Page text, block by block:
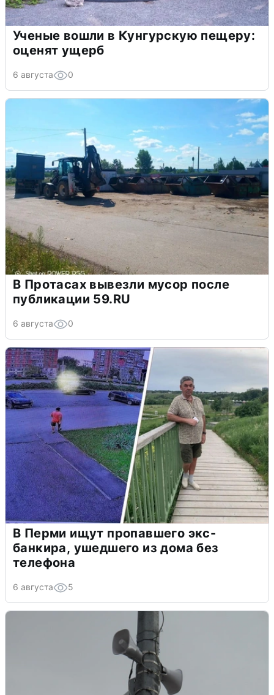
Ученые вошли в Кунгурскую пещеру:
оценят ущерб
6 августа 0
В Протасах вывезли мусор после
публикации 59.RU
6 августа 0
В Перми ищут пропавшего экс-
банкира, ушедшего из дома без
телефона
6 августа 5